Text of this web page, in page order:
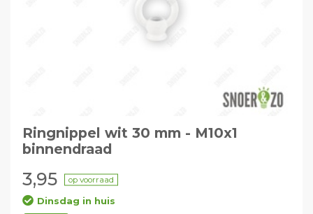
Ringnippel wit 30 mm - M10x1
binnendraad
3,95 op voorraad
Dinsdag in huis